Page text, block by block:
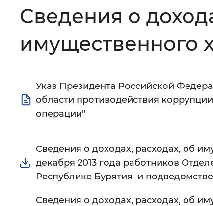
Цвет сайта: Монохромный
Изображения: Включены
Вернуть стандартные
Сведения о
имущественного
Указ Президента Российской
области противодействия
операции"
Сведения о доходах, расходах, об
декабря 2013 года работников
Республике Бурятия и
Сведения о доходах, расходах, об